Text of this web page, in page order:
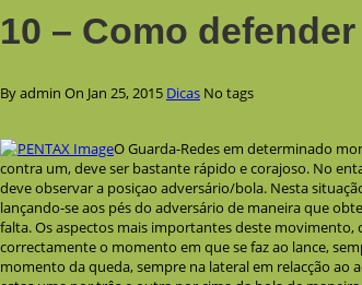
10 – Como
By admin On Jan 25, 2015 Dicas No tags
O Guarda-Redes em determinado
contra um, deve ser bastante rápido e corajoso. No
deve observar a posiçao adversário/bola. Nesta
lançando-se aos pés do adversário de maneira que
falta. Os aspectos mais importantes deste
correctamente o momento em que se faz ao lance,
momento da queda, sempre na lateral em relacção ao